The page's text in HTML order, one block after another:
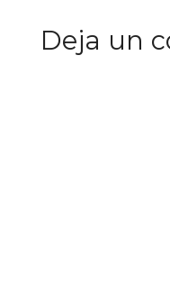
Deja un